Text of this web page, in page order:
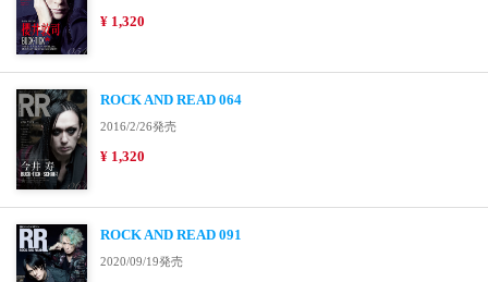
¥ 1,320
ROCK AND READ 064
2016/2/26発売
¥ 1,320
ROCK AND READ 091
2020/09/19発売